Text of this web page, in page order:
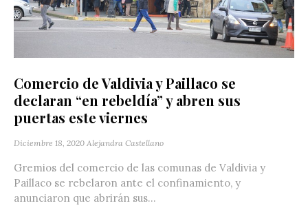
Comercio de Valdivia y Paillaco se
declaran “en rebeldía” y abren sus
puertas este viernes
Diciembre 18, 2020 Alejandra Castellano
Gremios del comercio de las comunas de Valdivia y
Paillaco se rebelaron ante el confinamiento, y
anunciaron que abrirán sus...